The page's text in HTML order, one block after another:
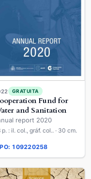
GRATUITA
Fund for
and Sanitation
report 2020
98 p. : il. col., gráf. col.. · 30 cm.
109220258